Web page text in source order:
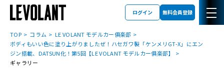
ログイン 無料会員登録
TOP コラム
LE VOLANT モデルカー俱楽部
ボディもいい色に塗り上がりましたぜ！ハセガワ製「ケンメリGT-X」にエン
ジン搭載、DATSUN化！第5回【LE VOLANT モデルカー俱楽部】
ギャラリー